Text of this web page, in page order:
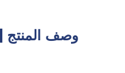
وصف المنتج